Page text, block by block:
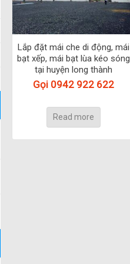
Lắp đặt mái che di động, mái
bạt xếp, mái bạt lùa kéo sóng
tại huyện long thành
Gọi 0942 922 622
Read more